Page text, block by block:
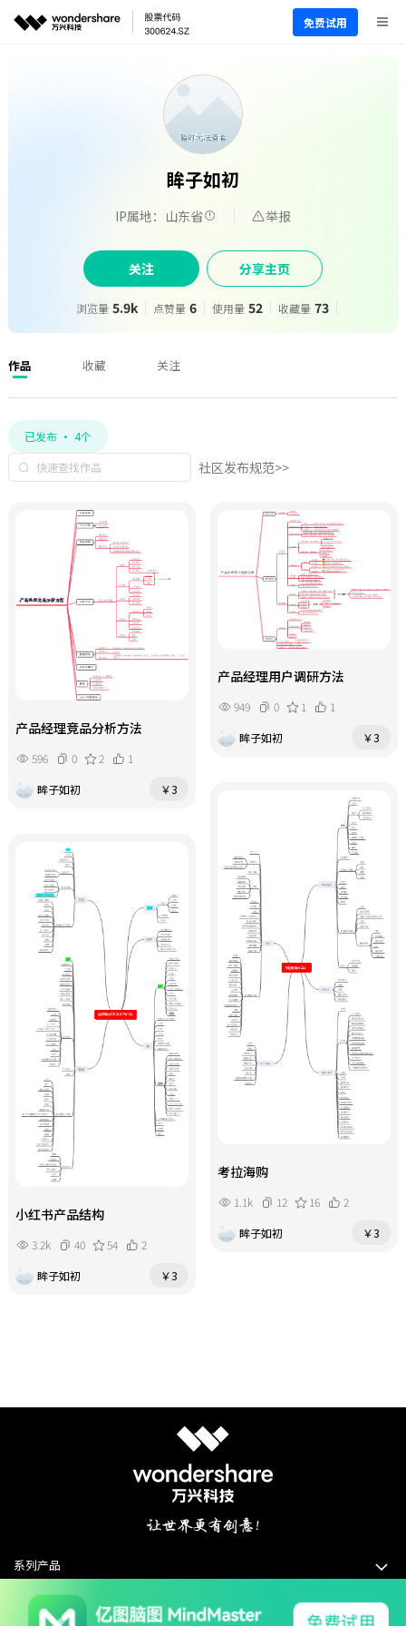
免费试用
眸子如初
IP属地：山东省 举报
关注 分享主页
浏览量 5.9k 点赞量 6 使用量 52 收藏量 73
作品 收藏 关注
已发布 · 4个
社区发布规范>>
产品经理竞品分析方法
596 0 2
1
眸子如初
￥3
产品经理用户调研方法
949 0 1
1
眸子如初
￥3
考拉海购
1.1k 12 16
2
眸子如初
￥3
小红书产品结构
3.2k 40 54
2
眸子如初
￥3
系列产品
关于我们